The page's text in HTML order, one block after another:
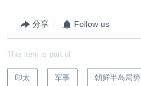
分享 Follow us
This item is part of
印太 军事 朝鲜半岛局势